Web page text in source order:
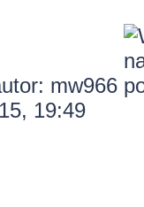
mw966
19:49